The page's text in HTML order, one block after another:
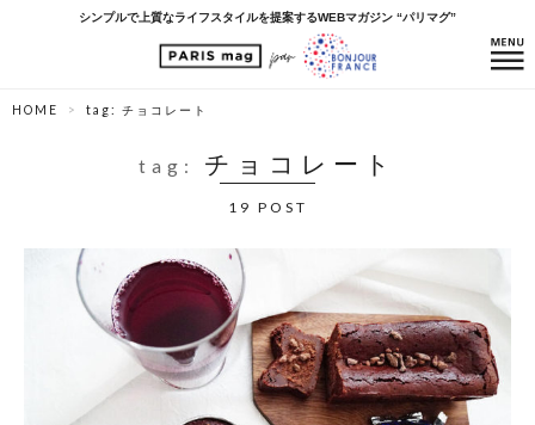
シンプルで上質なライフスタイルを提案するWEBマガジン “パリマグ”
HOME tag: チョコレート
tag: チョコレート
19 POST